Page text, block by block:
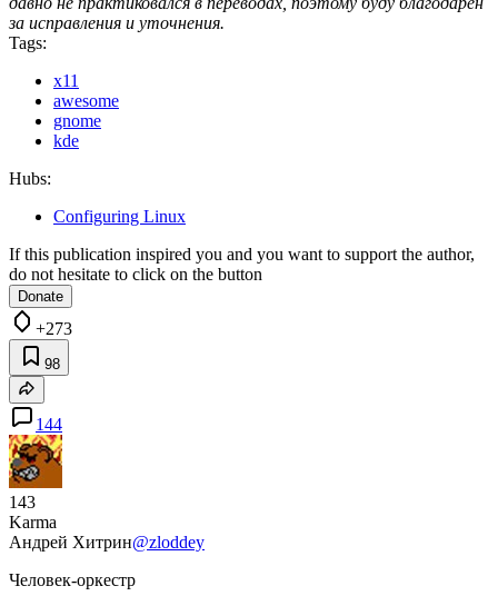
за исправления и уточнения.
Tags:
x11
awesome
gnome
kde
Hubs:
Configuring Linux
If this publication inspired you and you want to support the author,
do not hesitate to click on the button
Donate
+273
98
144
143
Karma
Андрей Хитрин@zloddey
Человек-оркестр